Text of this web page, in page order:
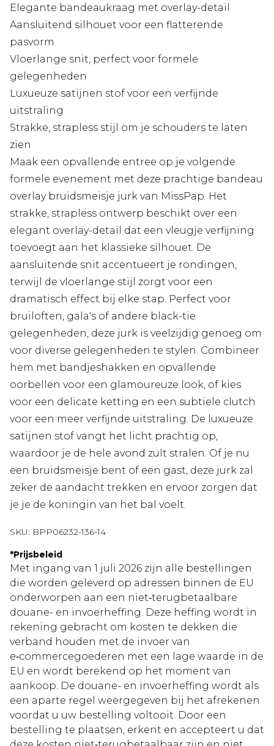
Elegante bandeaukraag met overlay-detail
Aansluitend silhouet voor een flatterende
pasvorm
Vloerlange snit, perfect voor formele
gelegenheden
Luxueuze satijnen stof voor een verfijnde
uitstraling
Strakke, strapless stijl om je schouders te laten
zien
Maak een opvallende entree op je volgende
formele evenement met deze prachtige bandeau
overlay bruidsmeisje jurk van MissPap. Het
strakke, strapless ontwerp beschikt over een
elegant overlay-detail dat een vleugje verfijning
toevoegt aan het klassieke silhouet. De
aansluitende snit accentueert je rondingen,
terwijl de vloerlange stijl zorgt voor een
dramatisch effect bij elke stap. Perfect voor
bruiloften, gala's of andere black-tie
gelegenheden, deze jurk is veelzijdig genoeg om
voor diverse gelegenheden te stylen. Combineer
hem met bandjeshakken en opvallende
oorbellen voor een glamoureuze look, of kies
voor een delicate ketting en een subtiele clutch
voor een meer verfijnde uitstraling. De luxueuze
satijnen stof vangt het licht prachtig op,
waardoor je de hele avond zult stralen. Of je nu
een bruidsmeisje bent of een gast, deze jurk zal
zeker de aandacht trekken en ervoor zorgen dat
je je de koningin van het bal voelt.
SKU: BPP06232-136-14
*Prijsbeleid
Met ingang van 1 juli 2026 zijn alle bestellingen
die worden geleverd op adressen binnen de EU
onderworpen aan een niet‑terugbetaalbare
douane- en invoerheffing. Deze heffing wordt in
rekening gebracht om kosten te dekken die
verband houden met de invoer van
e‑commercegoederen met een lage waarde in de
EU en wordt berekend op het moment van
aankoop. De douane- en invoerheffing wordt als
een aparte regel weergegeven bij het afrekenen
voordat u uw bestelling voltooit. Door een
bestelling te plaatsen, erkent en accepteert u dat